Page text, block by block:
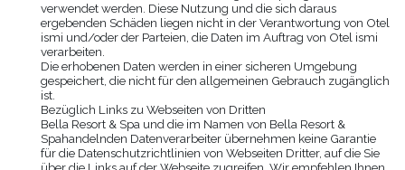
verwendet werden. Diese Nutzung und die sich daraus
ergebenden Schäden liegen nicht in der Verantwortung von Otel
ismi und/oder der Parteien, die Daten im Auftrag von Otel ismi
verarbeiten.
Die erhobenen Daten werden in einer sicheren Umgebung
gespeichert, die nicht für den allgemeinen Gebrauch zugänglich
ist.
Bezüglich Links zu Webseiten von Dritten
Bella Resort & Spa und die im Namen von Bella Resort &
Spahandelnden Datenverarbeiter übernehmen keine Garantie
für die Datenschutzrichtlinien von Webseiten Dritter, auf die Sie
über die Links auf der Webseite zugreifen. Wir empfehlen Ihnen